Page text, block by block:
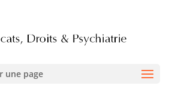
une page